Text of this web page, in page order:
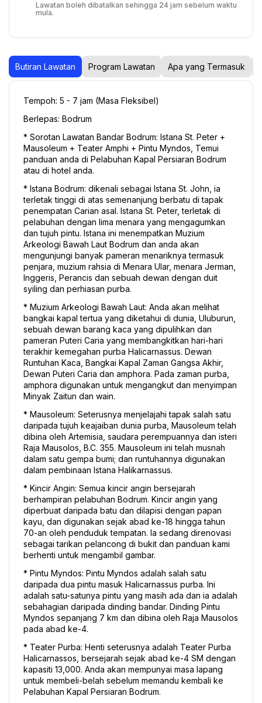
Lawatan boleh dibatalkan sehingga 24 jam sebelum waktu
mula.
Butiran Lawatan Program Lawatan Apa yang Termasuk
Tempoh: 5 - 7 jam (Masa Fleksibel)
Berlepas: Bodrum
* Sorotan Lawatan Bandar Bodrum: Istana St. Peter +
Mausoleum + Teater Amphi + Pintu Myndos, Temui
panduan anda di Pelabuhan Kapal Persiaran Bodrum
atau di hotel anda.
* Istana Bodrum: dikenali sebagai Istana St. John, ia
terletak tinggi di atas semenanjung berbatu di tapak
penempatan Carian asal. Istana St. Peter, terletak di
pelabuhan dengan lima menara yang mengagumkan
dan tujuh pintu. Istana ini menempatkan Muzium
Arkeologi Bawah Laut Bodrum dan anda akan
mengunjungi banyak pameran menariknya termasuk
penjara, muzium rahsia di Menara Ular, menara Jerman,
Inggeris, Perancis dan sebuah dewan dengan duit
syiling dan perhiasan purba.
* Muzium Arkeologi Bawah Laut: Anda akan melihat
bangkai kapal tertua yang diketahui di dunia, Uluburun,
sebuah dewan barang kaca yang dipulihkan dan
pameran Puteri Caria yang membangkitkan hari-hari
terakhir kemegahan purba Halicarnassus. Dewan
Runtuhan Kaca, Bangkai Kapal Zaman Gangsa Akhir,
Dewan Puteri Caria dan amphora. Pada zaman purba,
amphora digunakan untuk mengangkut dan menyimpan
Minyak Zaitun dan wain.
* Mausoleum: Seterusnya menjelajahi tapak salah satu
daripada tujuh keajaiban dunia purba, Mausoleum telah
dibina oleh Artemisia, saudara perempuannya dan isteri
Raja Mausolos, B.C. 355. Mausoleum ini telah musnah
dalam satu gempa bumi; dan runtuhannya digunakan
dalam pembinaan Istana Halikarnassus.
* Kincir Angin: Semua kincir angin bersejarah
berhampiran pelabuhan Bodrum. Kincir angin yang
diperbuat daripada batu dan dilapisi dengan papan
kayu, dan digunakan sejak abad ke-18 hingga tahun
70-an oleh penduduk tempatan. Ia sedang direnovasi
sebagai tarikan pelancong di bukit dan panduan kami
berhenti untuk mengambil gambar.
* Pintu Myndos: Pintu Myndos adalah salah satu
daripada dua pintu masuk Halicarnassus purba. Ini
adalah satu-satunya pintu yang masih ada dan ia adalah
sebahagian daripada dinding bandar. Dinding Pintu
Myndos sepanjang 7 km dan dibina oleh Raja Mausolos
pada abad ke-4.
* Teater Purba: Henti seterusnya adalah Teater Purba
Halicarnassos, bersejarah sejak abad ke-4 SM dengan
kapasiti 13,000. Anda akan mempunyai masa lapang
untuk membeli-belah sebelum memandu kembali ke
Pelabuhan Kapal Persiaran Bodrum.